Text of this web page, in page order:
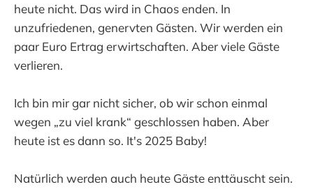
heute nicht. Das wird in Chaos enden. In
unzufriedenen, genervten Gästen. Wir werden ein
paar Euro Ertrag erwirtschaften. Aber viele Gäste
verlieren.
Ich bin mir gar nicht sicher, ob wir schon einmal
wegen „zu viel krank“ geschlossen haben. Aber
heute ist es dann so. It's 2025 Baby!
Natürlich werden auch heute Gäste enttäuscht sein.